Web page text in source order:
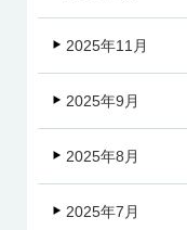
2025年11月
2025年9月
2025年8月
2025年7月